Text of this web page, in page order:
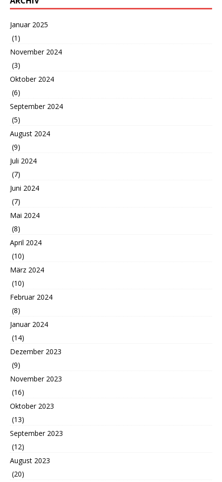
Januar 2025
(1)
November 2024
(3)
Oktober 2024
(6)
September 2024
(5)
August 2024
(9)
Juli 2024
(7)
Juni 2024
(7)
Mai 2024
(8)
April 2024
(10)
März 2024
(10)
Februar 2024
(8)
Januar 2024
(14)
Dezember 2023
(9)
November 2023
(16)
Oktober 2023
(13)
September 2023
(12)
August 2023
(20)